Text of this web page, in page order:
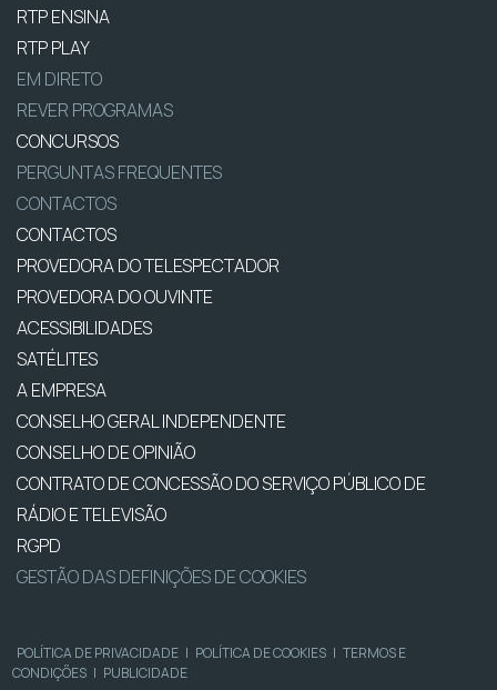
RTP ENSINA
RTP PLAY
EM DIRETO
REVER PROGRAMAS
CONCURSOS
PERGUNTAS FREQUENTES
CONTACTOS
CONTACTOS
PROVEDORA DO TELESPECTADOR
PROVEDORA DO OUVINTE
ACESSIBILIDADES
SATÉLITES
A EMPRESA
CONSELHO GERAL INDEPENDENTE
CONSELHO DE OPINIÃO
CONTRATO DE CONCESSÃO DO SERVIÇO PÚBLICO DE
RÁDIO E TELEVISÃO
RGPD
GESTÃO DAS DEFINIÇÕES DE COOKIES
POLÍTICA DE PRIVACIDADE | POLÍTICA DE COOKIES | TERMOS E
CONDIÇÕES | PUBLICIDADE